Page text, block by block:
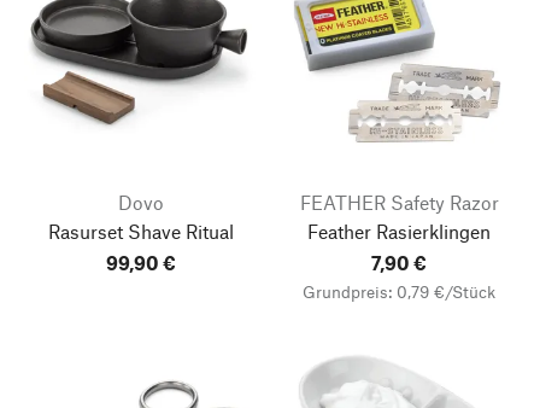
Dovo
Rasurset Shave Ritual
99,90 €
FEATHER Safety Razor
Feather Rasierklingen
7,90 €
Grundpreis: 0,79 €/Stück